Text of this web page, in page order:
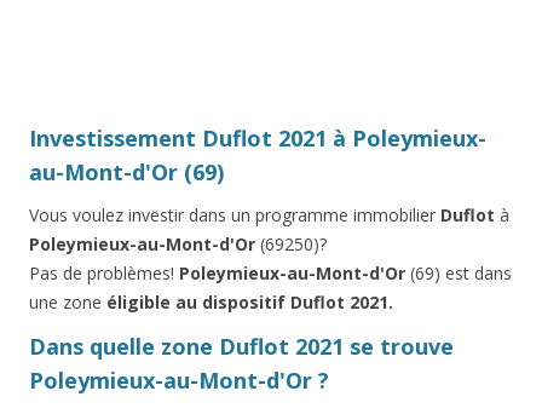
Investissement Duflot 2021 à Poleymieux-
au-Mont-d'Or (69)
Vous voulez investir dans un programme immobilier Duflot à
Poleymieux-au-Mont-d'Or (69250)?
Pas de problèmes! Poleymieux-au-Mont-d'Or (69) est dans
une zone éligible au dispositif Duflot 2021.
Dans quelle zone Duflot 2021 se trouve
Poleymieux-au-Mont-d'Or ?